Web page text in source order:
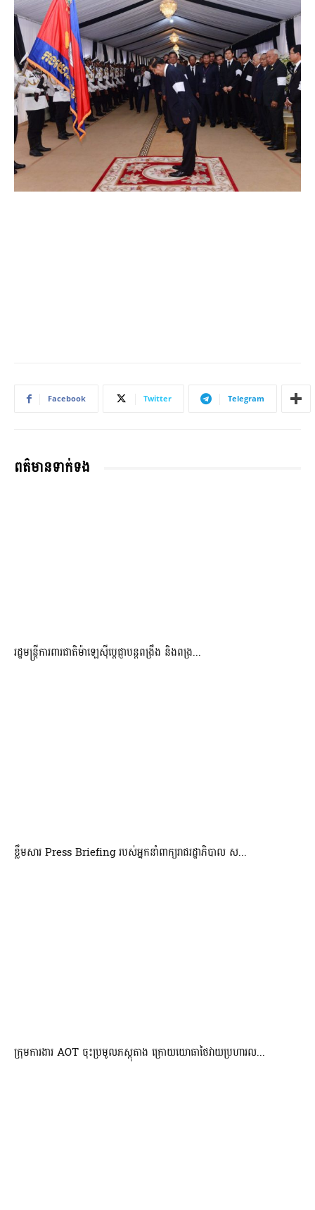
Facebook Twitter Telegram
ពត៌មានទាក់ទង
រដ្ឋមន្ត្រីការពារជាតិម៉ាឡេស៊ីប្ដេជ្ញាបន្តពង្រឹង និងពង្រ...
ខ្លឹមសារ Press Briefing របស់អ្នកនាំពាក្យរាជរដ្ឋាភិបាល ស...
ក្រុមការងារ AOT ចុះប្រមូលភស្តុតាង ក្រោយយោធាថៃវាយប្រហារល...